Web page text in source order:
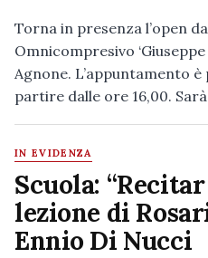
Torna in presenza l’open
Omnicompresivo ‘Giuseppe
Agnone. L’appuntamento
partire dalle ore 16,00.
IN EVIDENZA
Scuola:
lezione di
Ennio Di Nucci